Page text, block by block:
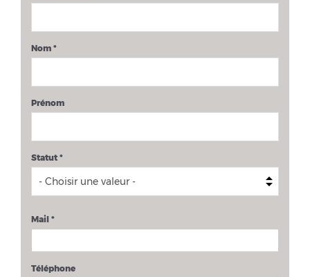
Nom *
Prénom
Statut *
Mail *
Téléphone